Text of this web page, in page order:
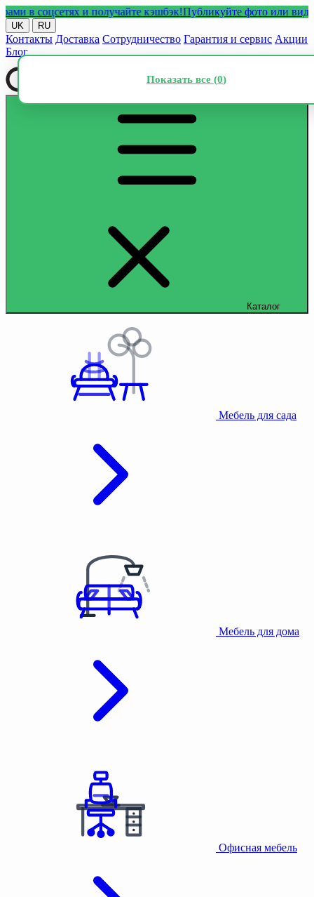
соцсетях и получайте кэшбэк!Публикуйте фото или видео с
UK RU
Контакты Доставка Сотрудничество Гарантия и сервис Акции
Блог
Каталог
Мебель для сада
Мебель для дома
Офисная мебель
Показать все (0)